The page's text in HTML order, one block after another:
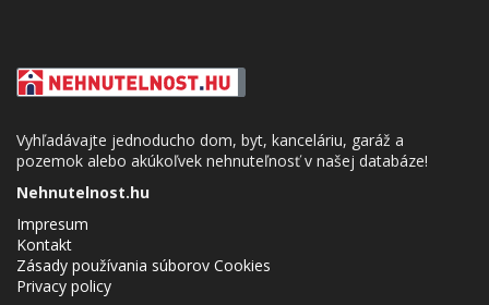
Vyhľadávajte jednoducho dom, byt, kanceláriu, garáž a
pozemok alebo akúkoľvek nehnuteľnosť v našej databáze!
Nehnutelnost.hu
Impresum
Kontakt
Zásady používania súborov Cookies
Privacy policy